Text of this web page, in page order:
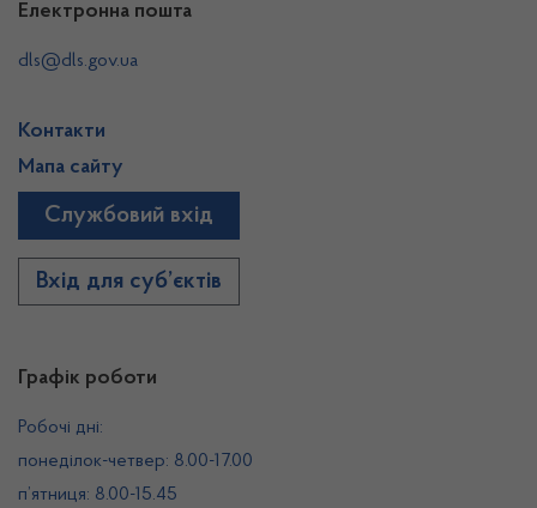
Графік роботи
Робочі дні:
понеділок-четвер: 8.00-17.00
п’ятниця: 8.00-15.45
Електронна пошта
dls@dls.gov.ua
Контакти
Мапа сайту
Службовий вхід
Вхід для суб’єктів